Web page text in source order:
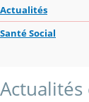
Actualités
Santé Social